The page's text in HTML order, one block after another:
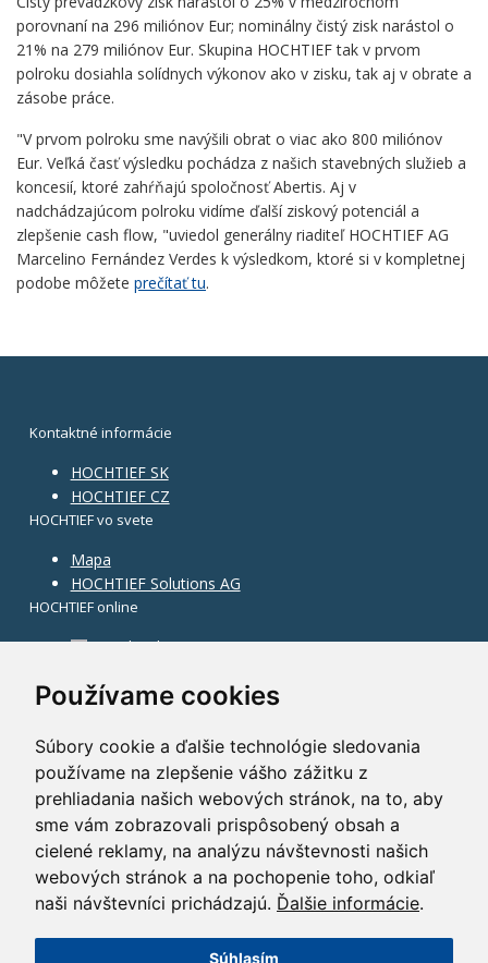
Používame cookies
Súbory cookie a ďalšie technológie sledovania
používame na zlepšenie vášho zážitku z
prehliadania našich webových stránok, na to, aby
sme vám zobrazovali prispôsobený obsah a
cielené reklamy, na analýzu návštevnosti našich
webových stránok a na pochopenie toho, odkiaľ
naši návštevníci prichádzajú. Ďalšie informácie.
Súhlasím
porovnaní na 296 miliónov Eur; nominálny čistý zisk narástol o
21% na 279 miliónov Eur. Skupina HOCHTIEF tak v prvom
polroku dosiahla solídnych výkonov ako v zisku, tak aj v obrate a
zásobe práce.
"V prvom polroku sme navýšili obrat o viac ako 800 miliónov
Eur. Veľká časť výsledku pochádza z našich stavebných služieb a
koncesií, ktoré zahŕňajú spoločnosť Abertis. Aj v
nadchádzajúcom polroku vidíme ďalší ziskový potenciál a
zlepšenie cash flow, "uviedol generálny riaditeľ HOCHTIEF AG
Marcelino Fernández Verdes k výsledkom, ktoré si v kompletnej
podobe môžete prečítať tu.
Kontaktné informácie
HOCHTIEF SK
HOCHTIEF CZ
HOCHTIEF vo svete
Mapa
HOCHTIEF Solutions AG
HOCHTIEF online
Facebook